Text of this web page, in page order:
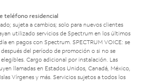
teléfono residencial
sujeta a cambios; solo para nuevos clientes
utilizado servicios de Spectrum en los últimos
en pagos con Spectrum. SPECTRUM VOICE: se
del período de promoción o si no se
Cargo adicional por instalación. Las
llamadas en Estados Unidos, Canadá, México,
Vírgenes y más. Servicios sujetos a todos los